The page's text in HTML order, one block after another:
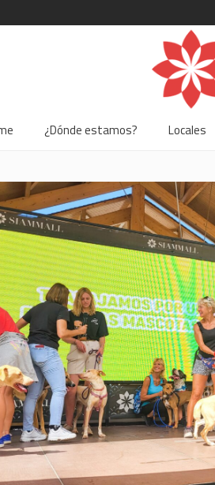
¿Dónde estamos? Locales